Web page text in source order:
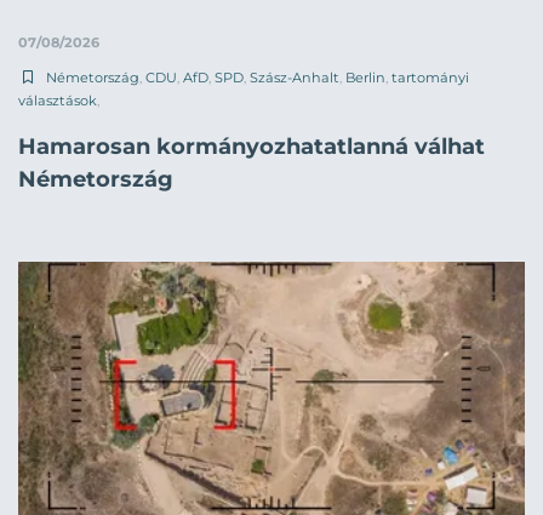
07/08/2026
Németország CDU AfD SPD Szász-Anhalt Berlin tartományi
választások
Hamarosan kormányozhatatlanná válhat
Németország